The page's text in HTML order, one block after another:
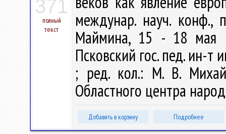
371
полный
текст
междунар. науч. конф.,
Маймина, 15 - 18 мая
Псковский гос. пед. ин-
; ред. кол.: М. В.
Областного центра
Добавить в корзину Подробнее